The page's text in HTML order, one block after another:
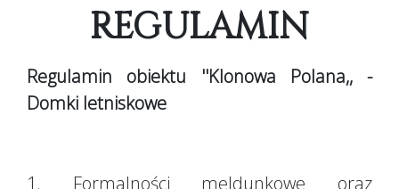
REGULAMIN
Regulamin obiektu ''Klonowa Polana,, -
Domki letniskowe
1. Formalności meldunkowe oraz